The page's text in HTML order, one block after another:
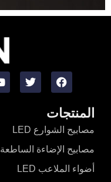
المنتجات
مصابيح الشوارع LED
مصابيح الإضاءة الساطعة LED
أضواء الملاعب LED